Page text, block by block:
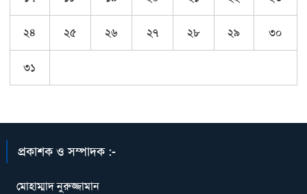
২৪ ২৫ ২৬ ২৭ ২৮ ২৯ ৩০
৩১
প্রকাশক ও সম্পাদক :-
মোহাম্মাদ নুরুজ্জামান